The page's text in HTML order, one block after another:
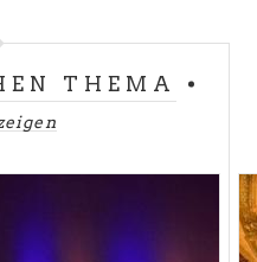
THEMA